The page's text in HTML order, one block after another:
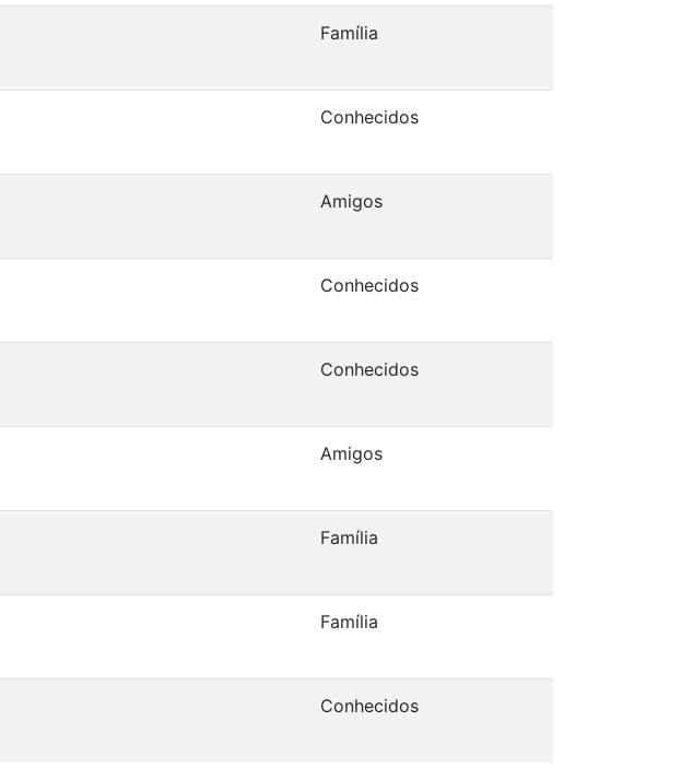
Família
Conhecidos
Amigos
Conhecidos
Conhecidos
Amigos
Família
Família
Conhecidos